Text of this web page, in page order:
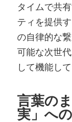
タイムで共
ティを提供
の自律的な
可能な次世
して機能し
言葉の
実」へ